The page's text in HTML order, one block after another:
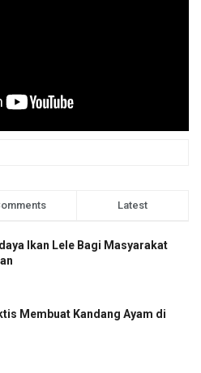
Latest
Ikan Lele Bagi Masyarakat
Membuat Kandang Ayam di